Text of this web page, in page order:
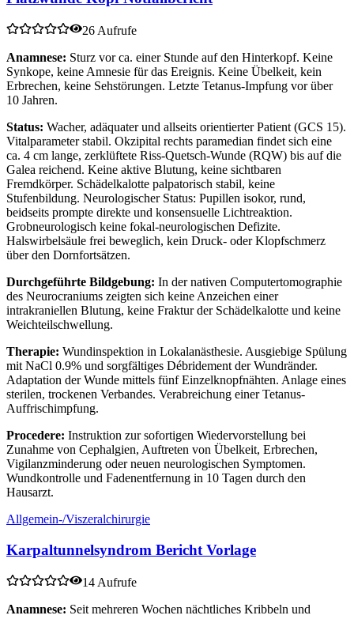
26 Aufrufe
Anamnese: Sturz vor ca. einer Stunde auf den Hinterkopf. Keine
Synkope, keine Amnesie für das Ereignis. Keine Übelkeit, kein
Erbrechen, keine Sehstörungen. Letzte Tetanus-Impfung vor über
10 Jahren.
Status: Wacher, adäquater und allseits orientierter Patient (GCS 15).
Vitalparameter stabil. Okzipital rechts paramedian findet sich eine
ca. 4 cm lange, zerklüftete Riss-Quetsch-Wunde (RQW) bis auf die
Galea reichend. Keine aktive Blutung, keine sichtbaren
Fremdkörper. Schädelkalotte palpatorisch stabil, keine
Stufenbildung. Neurologischer Status: Pupillen isokor, rund,
beidseits prompte direkte und konsensuelle Lichtreaktion.
Grobneurologisch keine fokal-neurologischen Defizite.
Halswirbelsäule frei beweglich, kein Druck- oder Klopfschmerz
über den Dornfortsätzen.
Durchgeführte Bildgebung: In der nativen Computertomographie
des Neurocraniums zeigten sich keine Anzeichen einer
intrakraniellen Blutung, keine Fraktur der Schädelkalotte und keine
Weichteilschwellung.
Therapie: Wundinspektion in Lokalanästhesie. Ausgiebige Spülung
mit NaCl 0.9% und sorgfältiges Débridement der Wundränder.
Adaptation der Wunde mittels fünf Einzelknopfnähten. Anlage eines
sterilen, trockenen Verbandes. Verabreichung einer Tetanus-
Auffrischimpfung.
Procedere: Instruktion zur sofortigen Wiedervorstellung bei
Zunahme von Cephalgien, Auftreten von Übelkeit, Erbrechen,
Vigilanzminderung oder neuen neurologischen Symptomen.
Wundkontrolle und Fadenentfernung in 10 Tagen durch den
Hausarzt.
Allgemein-/Viszeralchirurgie
Karpaltunnelsyndrom Bericht Vorlage
14 Aufrufe
Anamnese: Seit mehreren Wochen nächtliches Kribbeln und